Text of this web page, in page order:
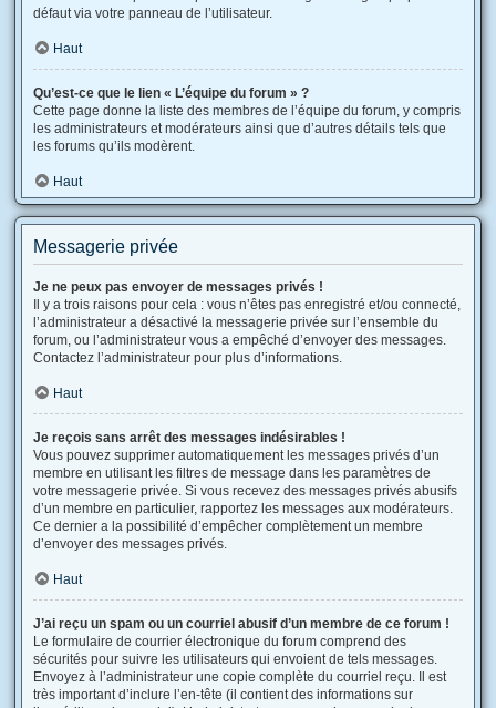
défaut via votre panneau de l’utilisateur.
Haut
Qu’est-ce que le lien « L’équipe du forum » ?
Cette page donne la liste des membres de l’équipe du forum, y compris
les administrateurs et modérateurs ainsi que d’autres détails tels que
les forums qu’ils modèrent.
Haut
Messagerie privée
Je ne peux pas envoyer de messages privés !
Il y a trois raisons pour cela : vous n’êtes pas enregistré et/ou connecté,
l’administrateur a désactivé la messagerie privée sur l’ensemble du
forum, ou l’administrateur vous a empêché d’envoyer des messages.
Contactez l’administrateur pour plus d’informations.
Haut
Je reçois sans arrêt des messages indésirables !
Vous pouvez supprimer automatiquement les messages privés d’un
membre en utilisant les filtres de message dans les paramètres de
votre messagerie privée. Si vous recevez des messages privés abusifs
d’un membre en particulier, rapportez les messages aux modérateurs.
Ce dernier a la possibilité d’empêcher complètement un membre
d’envoyer des messages privés.
Haut
J’ai reçu un spam ou un courriel abusif d’un membre de ce forum !
Le formulaire de courrier électronique du forum comprend des
sécurités pour suivre les utilisateurs qui envoient de tels messages.
Envoyez à l’administrateur une copie complète du courriel reçu. Il est
très important d’inclure l’en-tête (il contient des informations sur